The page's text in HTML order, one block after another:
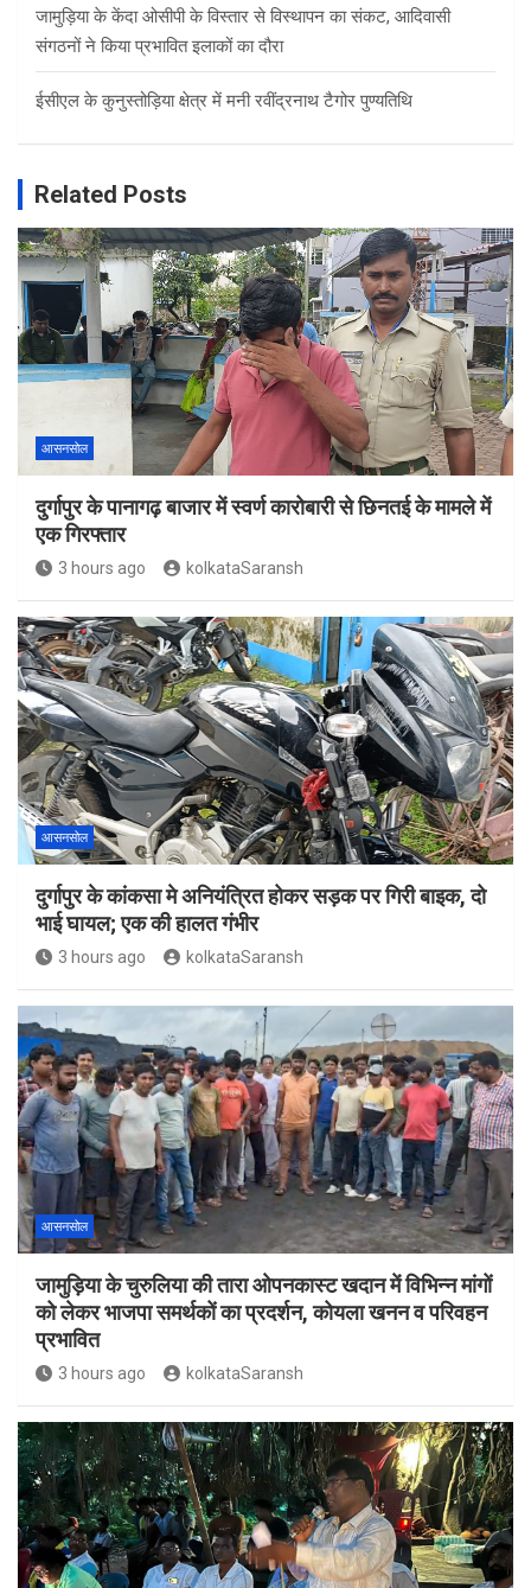
जामुड़िया के केंदा ओसीपी के विस्तार से विस्थापन का संकट, आदिवासी
संगठनों ने किया प्रभावित इलाकों का दौरा
ईसीएल के कुनुस्तोड़िया क्षेत्र में मनी रवींद्रनाथ टैगोर पुण्यतिथि
Related Posts
आसनसोल
दुर्गापुर के पानागढ़ बाजार में स्वर्ण कारोबारी से छिनतई के मामले में
एक गिरफ्तार
3 hours ago kolkataSaransh
आसनसोल
दुर्गापुर के कांकसा मे अनियंत्रित होकर सड़क पर गिरी बाइक, दो
भाई घायल; एक की हालत गंभीर
3 hours ago kolkataSaransh
आसनसोल
जामुड़िया के चुरुलिया की तारा ओपनकास्ट खदान में विभिन्न मांगों
को लेकर भाजपा समर्थकों का प्रदर्शन, कोयला खनन व परिवहन
प्रभावित
3 hours ago kolkataSaransh